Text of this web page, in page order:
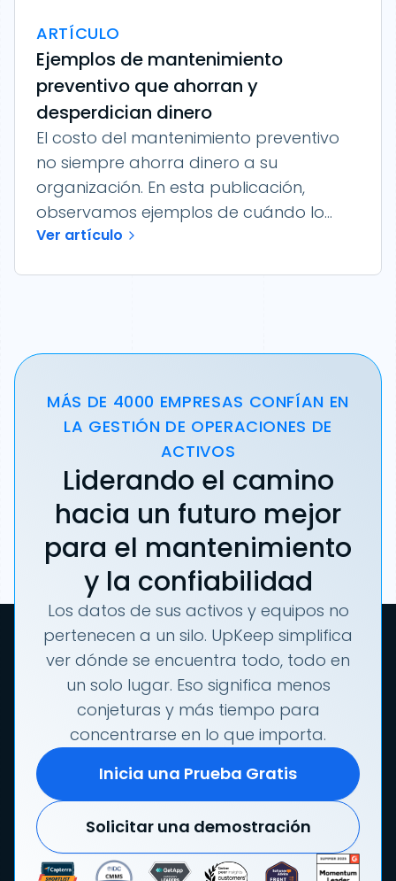
ARTÍCULO
Ejemplos de mantenimiento
preventivo que ahorran y
desperdician dinero
El costo del mantenimiento preventivo
no siempre ahorra dinero a su
organización. En esta publicación,
observamos ejemplos de cuándo lo...
Ver artículo
MÁS DE 4000 EMPRESAS CONFÍAN EN
LA GESTIÓN DE OPERACIONES DE
ACTIVOS
Liderando el camino
hacia un futuro mejor
para el mantenimiento
y la confiabilidad
Los datos de sus activos y equipos no
pertenecen a un silo. UpKeep simplifica
ver dónde se encuentra todo, todo en
un solo lugar. Eso significa menos
conjeturas y más tiempo para
concentrarse en lo que importa.
Inicia una Prueba Gratis
Solicitar una demostración